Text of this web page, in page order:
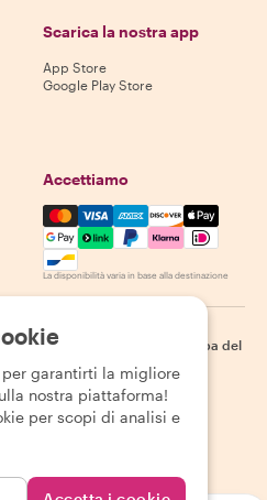
Scarica la nostra app
App Store
Google Play Store
Accettiamo
Mastercard, Visa, Amex,
La disponibilità varia in base alla destinazione
sulla privacy
Mappa del
garantirti la migliore
nostra piattaforma!
per scopi di analisi e